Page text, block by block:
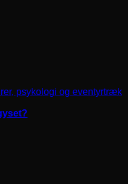
psykologi og eventyrtræk